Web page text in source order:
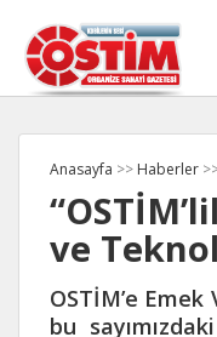
Anasayfa >> Haberler
ve
OSTİM’e
bu